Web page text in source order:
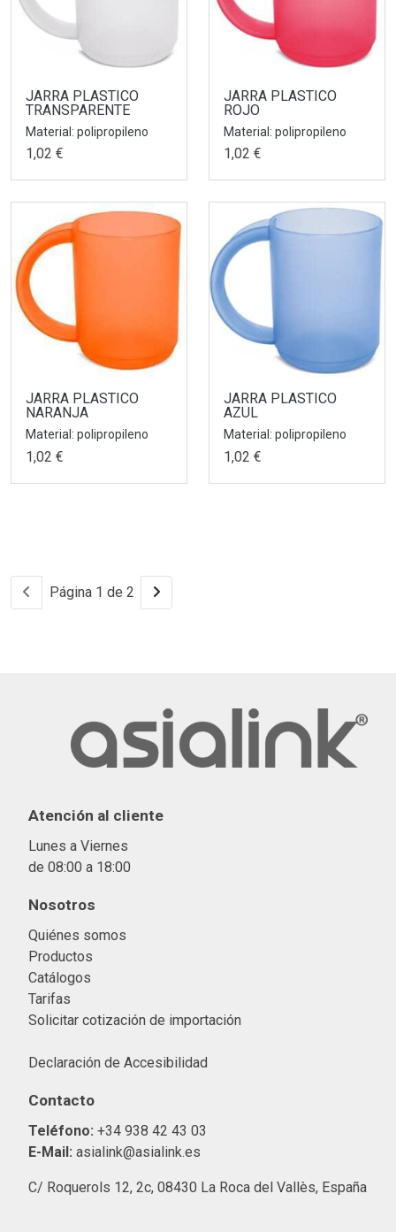
JARRA PLASTICO
TRANSPARENTE
Material: polipropileno
1,02 €
JARRA PLASTICO
ROJO
Material: polipropileno
1,02 €
JARRA PLASTICO
NARANJA
Material: polipropileno
1,02 €
JARRA PLASTICO
AZUL
Material: polipropileno
1,02 €
Página 1 de 2
Atención al cliente
Lunes a Viernes
de 08:00 a 18:00
Nosotros
Quiénes somos
Productos
Catálogos
Tarifas
Solicitar cotización de importación
Declaración de Accesibilidad
Contacto
Teléfono: +34 938 42 43 03
E-Mail: asialink@asialink.es
C/ Roquerols 12, 2c, 08430 La Roca del Vallès, España